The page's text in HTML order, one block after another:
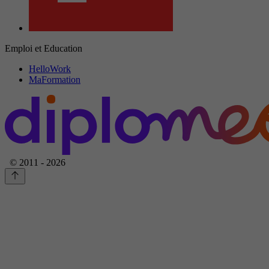
Emploi et Education
HelloWork
MaFormation
© 2011 - 2026